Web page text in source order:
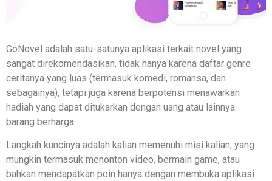
GoNovel adalah satu-satunya aplikasi terkait novel yang
sangat direkomendasikan, tidak hanya karena daftar genre
ceritanya yang luas (termasuk komedi, romansa, dan
sebagainya), tetapi juga karena berpotensi menawarkan
hadiah yang dapat ditukarkan dengan uang atau lainnya.
barang berharga.
Langkah kuncinya adalah kalian memenuhi misi kalian, yang
mungkin termasuk menonton video, bermain game, atau
bahkan mendapatkan poin hanya dengan membuka aplikasi